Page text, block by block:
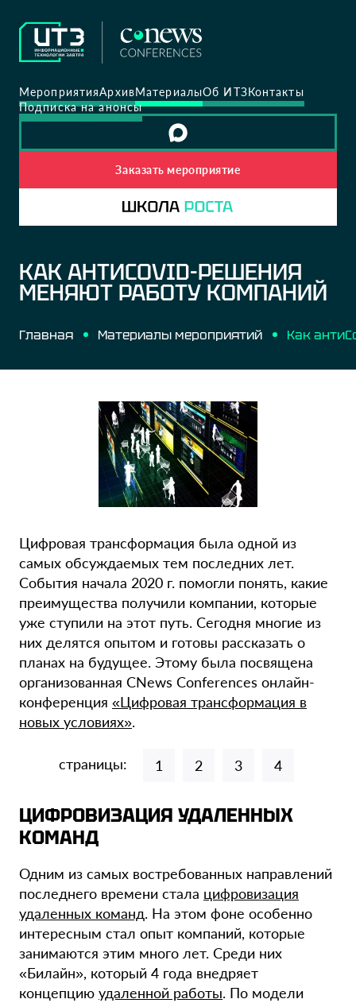
МероприятияАрхивМатериалыОб ИТЗКонтакты
Подписка на анонсы
Заказать мероприятие
КАК АНТИCOVID-РЕШЕНИЯ
МЕНЯЮТ РАБОТУ КОМПАНИЙ
Главная Материалы мероприятий
Цифровая трансформация была одной из
самых обсуждаемых тем последних лет.
События начала 2020 г. помогли понять, какие
преимущества получили компании, которые
уже ступили на этот путь. Сегодня многие из
них делятся опытом и готовы рассказать о
планах на будущее. Этому была посвящена
организованная CNews Conferences онлайн-
конференция «Цифровая трансформация в
новых условиях».
страницы: 1 2 3 4
ЦИФРОВИЗАЦИЯ УДАЛЕННЫХ
КОМАНД
Одним из самых востребованных направлений
последнего времени стала цифровизация
удаленных команд. На этом фоне особенно
интересным стал опыт компаний, которые
занимаются этим много лет. Среди них
«Билайн», который 4 года внедряет
концепцию удаленной работы. По модели